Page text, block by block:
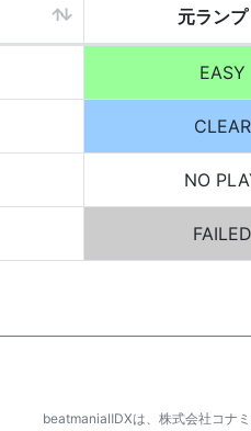
元ランプ
EASY
CLEAR
NO
FAILED
beatmaniaⅡDXは、株式会社コナ